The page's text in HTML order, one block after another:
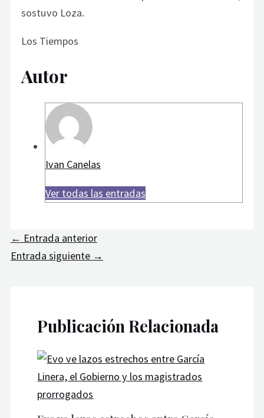
sostuvo Loza.
Los Tiempos
Autor
Ivan Canelas
Ver todas las entradas
← Entrada anterior
Entrada siguiente →
Publicación Relacionada